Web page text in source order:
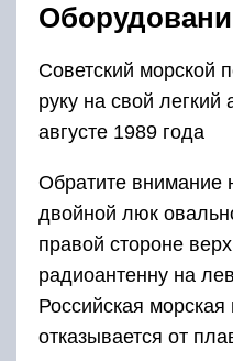
Советский морской
руку на свой
августе 1989 года
Обратите внимание
двойной люк
правой стороне
радиоантенну на
Российская
отказывается от